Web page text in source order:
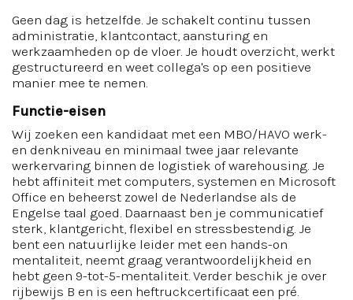
Geen dag is hetzelfde. Je schakelt continu tussen
administratie, klantcontact, aansturing en
werkzaamheden op de vloer. Je houdt overzicht, werkt
gestructureerd en weet collega's op een positieve
manier mee te nemen.
Functie-eisen
Wij zoeken een kandidaat met een MBO/HAVO werk-
en denkniveau en minimaal twee jaar relevante
werkervaring binnen de logistiek of warehousing. Je
hebt affiniteit met computers, systemen en Microsoft
Office en beheerst zowel de Nederlandse als de
Engelse taal goed. Daarnaast ben je communicatief
sterk, klantgericht, flexibel en stressbestendig. Je
bent een natuurlijke leider met een hands-on
mentaliteit, neemt graag verantwoordelijkheid en
hebt geen 9-tot-5-mentaliteit. Verder beschik je over
rijbewijs B en is een heftruckcertificaat een pré.